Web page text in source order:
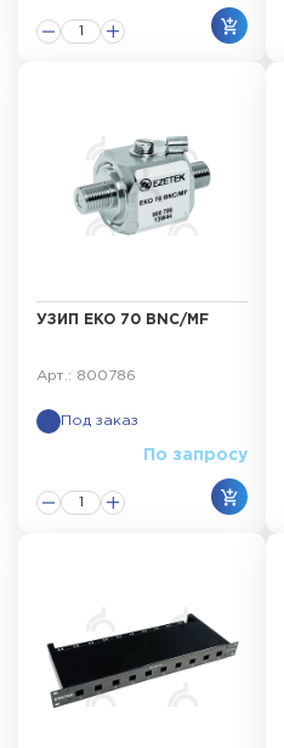
УЗИП EKO 70 BNC/MF
Арт.: 800786
Под заказ
По запросу